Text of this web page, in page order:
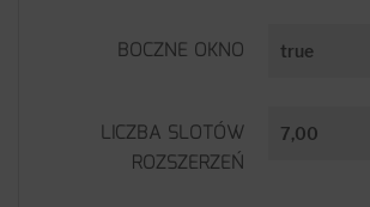
BOCZNE OKNO true
LICZBA SLOTÓW
ROZSZERZEŃ
7,00